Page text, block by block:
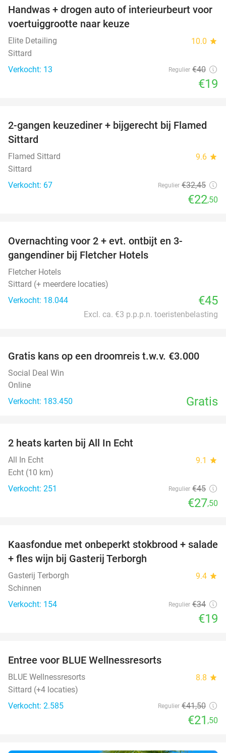
53%
Handwas + drogen auto of interieurbeurt voor
voertuiggrootte naar keuze
Elite Detailing 10.0 star
Sittard
Verkocht: 13
Regulier €40
€19
31%
2-gangen keuzediner + bijgerecht bij Flamed
Sittard
Flamed Sittard 9.6 star
Sittard
Verkocht: 67
Regulier €32,45
€22,50
Overnachting voor 2 + evt. ontbijt en 3-
gangendiner bij Fletcher Hotels
Fletcher Hotels
Sittard (+ meerdere locaties)
Verkocht: 18.044
€45
Excl. ca. €3 p.p.p.n. toeristenbelasting
Gratis kans op een droomreis t.w.v. €3.000
Social Deal Win
Online
Verkocht: 183.450
Gratis
2 heats karten bij All In Echt
All In Echt 9.1 star
Echt (10 km)
Verkocht: 251
Regulier €45
€27,50
44%
Kaasfondue met onbeperkt stokbrood + salade
+ fles wijn bij Gasterij Terborgh
Gasterij Terborgh 9.4 star
Schinnen
Verkocht: 154
Regulier €34
€19
Entree voor BLUE Wellnessresorts
BLUE Wellnessresorts 8.8 star
Sittard (+4 locaties)
Verkocht: 2.585
Regulier €41,50
€21 ,50